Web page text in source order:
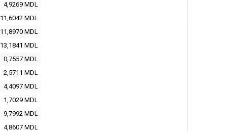
4,9269 MDL
11,6042 MDL
11,8970 MDL
13,1841 MDL
0,7557 MDL
2,5711 MDL
4,4097 MDL
1,7029 MDL
9,7992 MDL
4,8607 MDL